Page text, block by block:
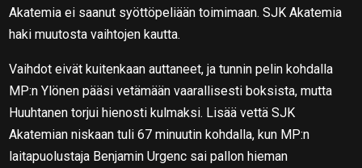
Akatemia ei saanut syöttöpeliään toimimaan. SJK Akatemia
haki muutosta vaihtojen kautta.
Vaihdot eivät kuitenkaan auttaneet, ja tunnin pelin kohdalla
MP:n Ylönen pääsi vetämään vaarallisesti boksista, mutta
Huuhtanen torjui hienosti kulmaksi. Lisää vettä SJK
Akatemian niskaan tuli 67 minuutin kohdalla, kun MP:n
laitapuolustaja Benjamin Urgenc sai pallon hieman